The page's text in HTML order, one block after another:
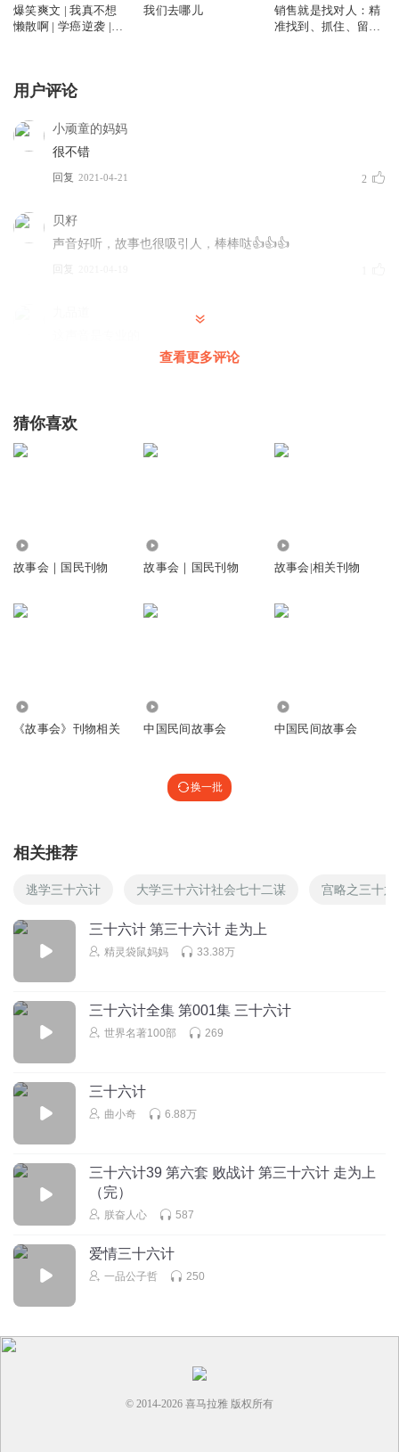
爆笑爽文 | 我真不想
懒散啊 | 学癌逆袭 |
我们去哪儿
销售就是找对人：精
准找到、抓住、留住
用户评论
小顽童的妈妈
很不错
回复 2021-04-21 2
贝籽
声音好听，故事也很吸引人，棒棒哒👍👍👍
回复
查看更多评论
猜你喜欢
故事会｜国民刊物 故事会｜国民刊物 故事会|相关刊物
《故事会》刊物相关 中国民间故事会 中国民间故事会
换一批
相关推荐
逃学三十六计 大学三十六计社会七十二谋 宫略之三十六
三十六计 第三十六计 走为上
精灵袋鼠妈妈 33.38万
三十六计全集 第001集 三十六计
世界名著100部 269
三十六计
曲小奇 6.88万
三十六计39 第六套 败战计 第三十六计 走为上
（完）
朕奋人心 587
爱情三十六计
一品公子哲 250
© 2014-2026 喜马拉雅 版权所有